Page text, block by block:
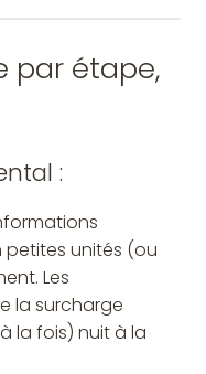
par étape,
:
petites unités (ou
Les
la surcharge
la fois) nuit à la